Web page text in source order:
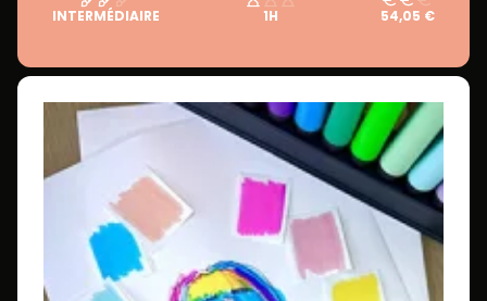
INTERMÉDIAIRE 1H 54,05 €